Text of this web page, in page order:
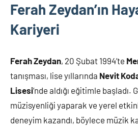
Ferah Zeydan’ın
Kariyeri
Ferah Zeydan, 20 Şubat 1994’te
tanışması, lise yıllarında Nevit
Lisesi’nde aldığı eğitimle başladı.
müzisyenliği yaparak ve yerel
deneyim kazandı, böylece müzik